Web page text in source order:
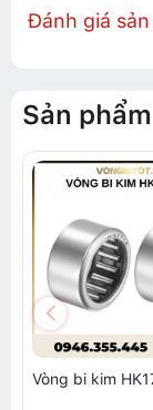
Đánh giá
Sản
Vòng bi kim